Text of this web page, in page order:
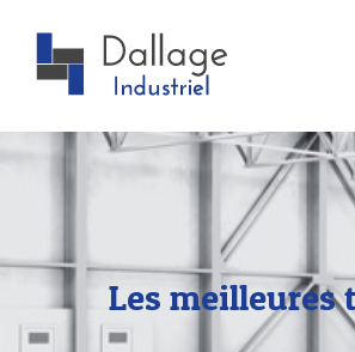
Les meilleures